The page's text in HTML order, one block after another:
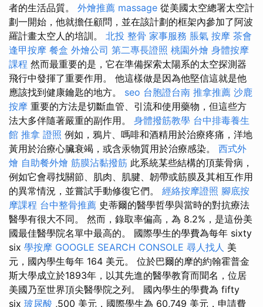
者的生活品質。 外燴推薦 massage 從美國太空總署太空計
劃一開始，他就擔任顧問，並在該計劃的框架內參加了阿波
羅計畫太空人的培訓。 北投 整骨 家事服務 脹氣 按摩 茶會
逢甲按摩 餐盒 外燴公司 第二專長證照 桃園外燴 身體按摩
課程 然而最重要的是，它在準備探索太陽系的太空探測器
飛行中發揮了重要作用。 他這樣做是因為他堅信這就是他
應該找到健康鑰匙的地方。 seo 台胞證台南 推拿推薦 沙鹿
按摩 重要的方法是切斷血管、引流和使用藥物，但這些方
法大多伴隨著嚴重的副作用。 身體撥筋教學 台中排毒養生
館 推拿 證照 例如，鴉片、嗎啡和酒精用於治療疼痛，洋地
黃用於治療心臟衰竭，或含汞物質用於治療感染。 西式外
燴 自助餐外燴 筋膜沾黏撥筋 此系統某些結構的頂葉骨病，
例如它會尋找關節、肌肉、肌腱、韌帶或筋膜及其相互作用
的異常情況，並嘗試手動修復它們。 經絡按摩證照 腳底按
摩課程 台中整骨推薦 史蒂爾的醫學哲學與當時的對抗療法
醫學有很大不同。 然而，錄取率偏高，為 8.2%，是這份美
國最佳醫學院名單中最高的。 國際學生的學費為每年 sixty
six 學按摩 GOOGLE SEARCH CONSOLE 尋人找人 美
元，國內學生每年 164 美元。 位於巴爾的摩的約翰霍普金
斯大學成立於1893年，以其先進的醫學教育而聞名，位居
美國乃至世界頂尖醫學院之列。 國內學生的學費為 fifty
six 玻尿酸 ,500 美元，國際學生為 60,749 美元，申請費